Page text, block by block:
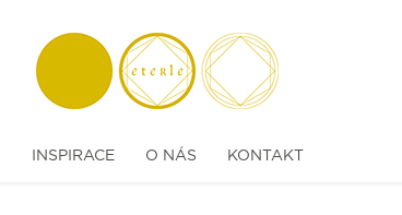
INSPIRACE O NÁS KONTAKT